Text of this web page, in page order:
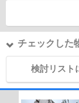
チェックした
検討リスト